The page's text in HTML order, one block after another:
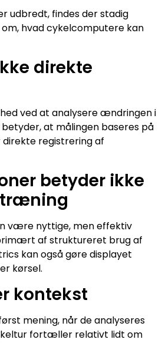
udbredt, findes der stadig
hvad cykelcomputere kan
direkte
ved at analysere ændringen i
at målingen baseres på
registrering af
betyder ikke
være nyttige, men effektiv
af struktureret brug af
kan også gøre displayet
kørsel.
kontekst
mening, når de analyseres
fortæller relativt lidt om